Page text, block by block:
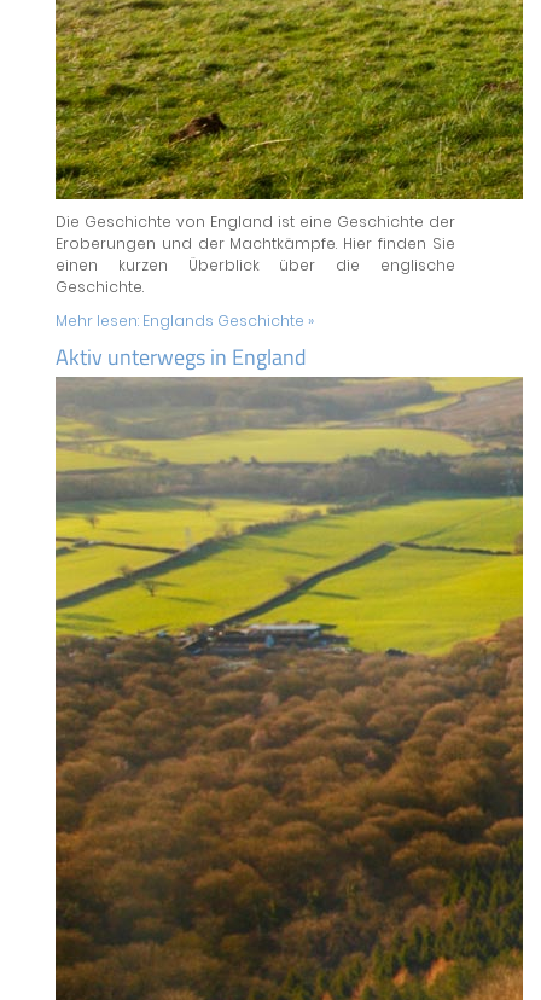
Die Geschichte von England ist eine Geschichte der
Eroberungen und der Machtkämpfe. Hier finden Sie
einen kurzen Überblick über die englische
Geschichte.
Mehr lesen: Englands Geschichte »
Aktiv unterwegs in England